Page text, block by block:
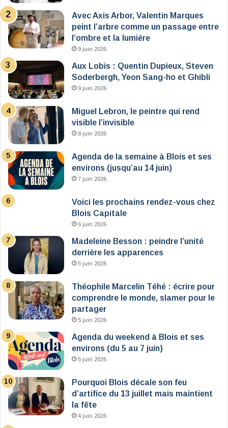
Avec Axis Arbor, Valentin Marques
peint l’arbre comme un passage entre
l’ombre et la lumière
9 juin 2026
Aux Lobis : Quentin Dupieux, Steven
Soderbergh, Yeon Sang-ho et Ghibli
9 juin 2026
Miguel Lebron, le peintre qui rend
visible l’invisible
8 juin 2026
Agenda de la semaine à Blois et ses
environs (jusqu’au 14 juin)
7 juin 2026
Voici les prochains rendez-vous chez
Blois Capitale
6 juin 2026
Madeleine Besson : peindre l’unité
derrière les apparences
5 juin 2026
Théophile Marcelin Téhé : écrire pour
comprendre le monde, slamer pour le
partager
5 juin 2026
Agenda du weekend à Blois et ses
environs (du 5 au 7 juin)
5 juin 2026
Pourquoi Blois décale son feu
d’artifice du 13 juillet mais maintient
la fête
4 juin 2026